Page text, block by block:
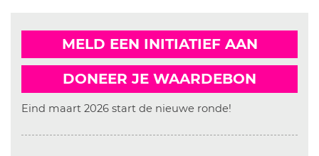
MELD EEN INITIATIEF AAN
DONEER JE WAARDEBON
Eind maart 2026 start de nieuwe ronde!